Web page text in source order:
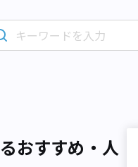
おすすめ・人